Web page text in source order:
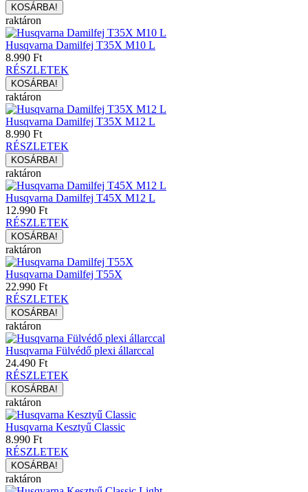
raktáron
Husqvarna Damilfej T35X M10 L
8.990 Ft
RÉSZLETEK
raktáron
Husqvarna Damilfej T35X M12 L
8.990 Ft
RÉSZLETEK
raktáron
Husqvarna Damilfej T45X M12 L
12.990 Ft
RÉSZLETEK
raktáron
Husqvarna Damilfej T55X
22.990 Ft
RÉSZLETEK
raktáron
Husqvarna Fülvédő plexi állarccal
24.490 Ft
RÉSZLETEK
raktáron
Husqvarna Kesztyű Classic
8.990 Ft
RÉSZLETEK
raktáron